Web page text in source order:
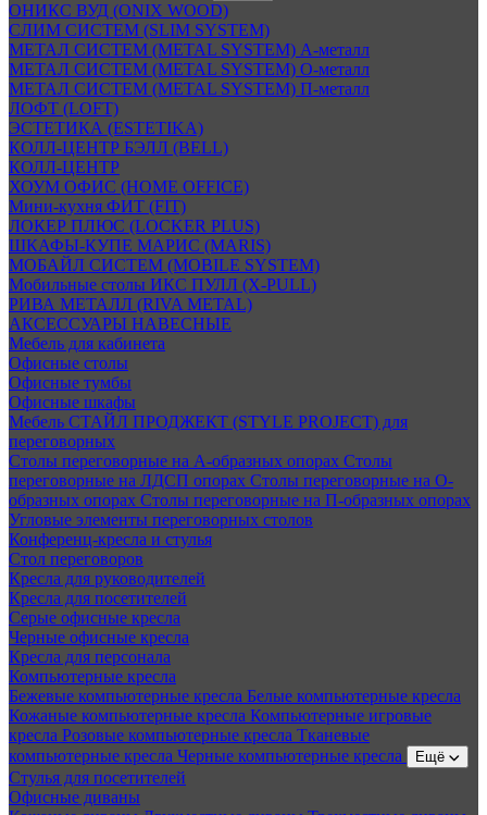
ОНИКС ВУД (ONIX WOOD)
СЛИМ СИСТЕМ (SLIM SYSTEM)
МЕТАЛ СИСТЕМ (METAL SYSTEM) А-металл
МЕТАЛ СИСТЕМ (METAL SYSTEM) О-металл
МЕТАЛ СИСТЕМ (METAL SYSTEM) П-металл
ЛОФТ (LOFT)
ЭСТЕТИКА (ESTETIKA)
КОЛЛ-ЦЕНТР БЭЛЛ (BELL)
КОЛЛ-ЦЕНТР
ХОУМ ОФИС (HOME OFFICE)
Мини-кухня ФИТ (FIT)
ЛОКЕР ПЛЮС (LOCKER PLUS)
ШКАФЫ-КУПЕ МАРИС (MARIS)
МОБАЙЛ СИСТЕМ (MOBILE SYSTEM)
Мобильные столы ИКС ПУЛЛ (X-PULL)
РИВА МЕТАЛЛ (RIVA METAL)
АКСЕССУАРЫ НАВЕСНЫЕ
Мебель для кабинета
Офисные столы
Офисные тумбы
Офисные шкафы
Мебель СТАЙЛ ПРОДЖЕКТ (STYLE PROJECT) для
переговорных
Столы переговорные на А-образных опорах Столы
переговорные на ЛДСП опорах Столы переговорные на О-
образных опорах Столы переговорные на П-образных опорах
Угловые элементы переговорных столов
Конференц-кресла и стулья
Стол переговоров
Кресла для руководителей
Кресла для посетителей
Серые офисные кресла
Черные офисные кресла
Кресла для персонала
Компьютерные кресла
Бежевые компьютерные кресла Белые компьютерные кресла
Кожаные компьютерные кресла Компьютерные игровые
кресла Розовые компьютерные кресла Тканевые
компьютерные кресла Черные компьютерные кресла Ещё
Стулья для посетителей
Офисные диваны